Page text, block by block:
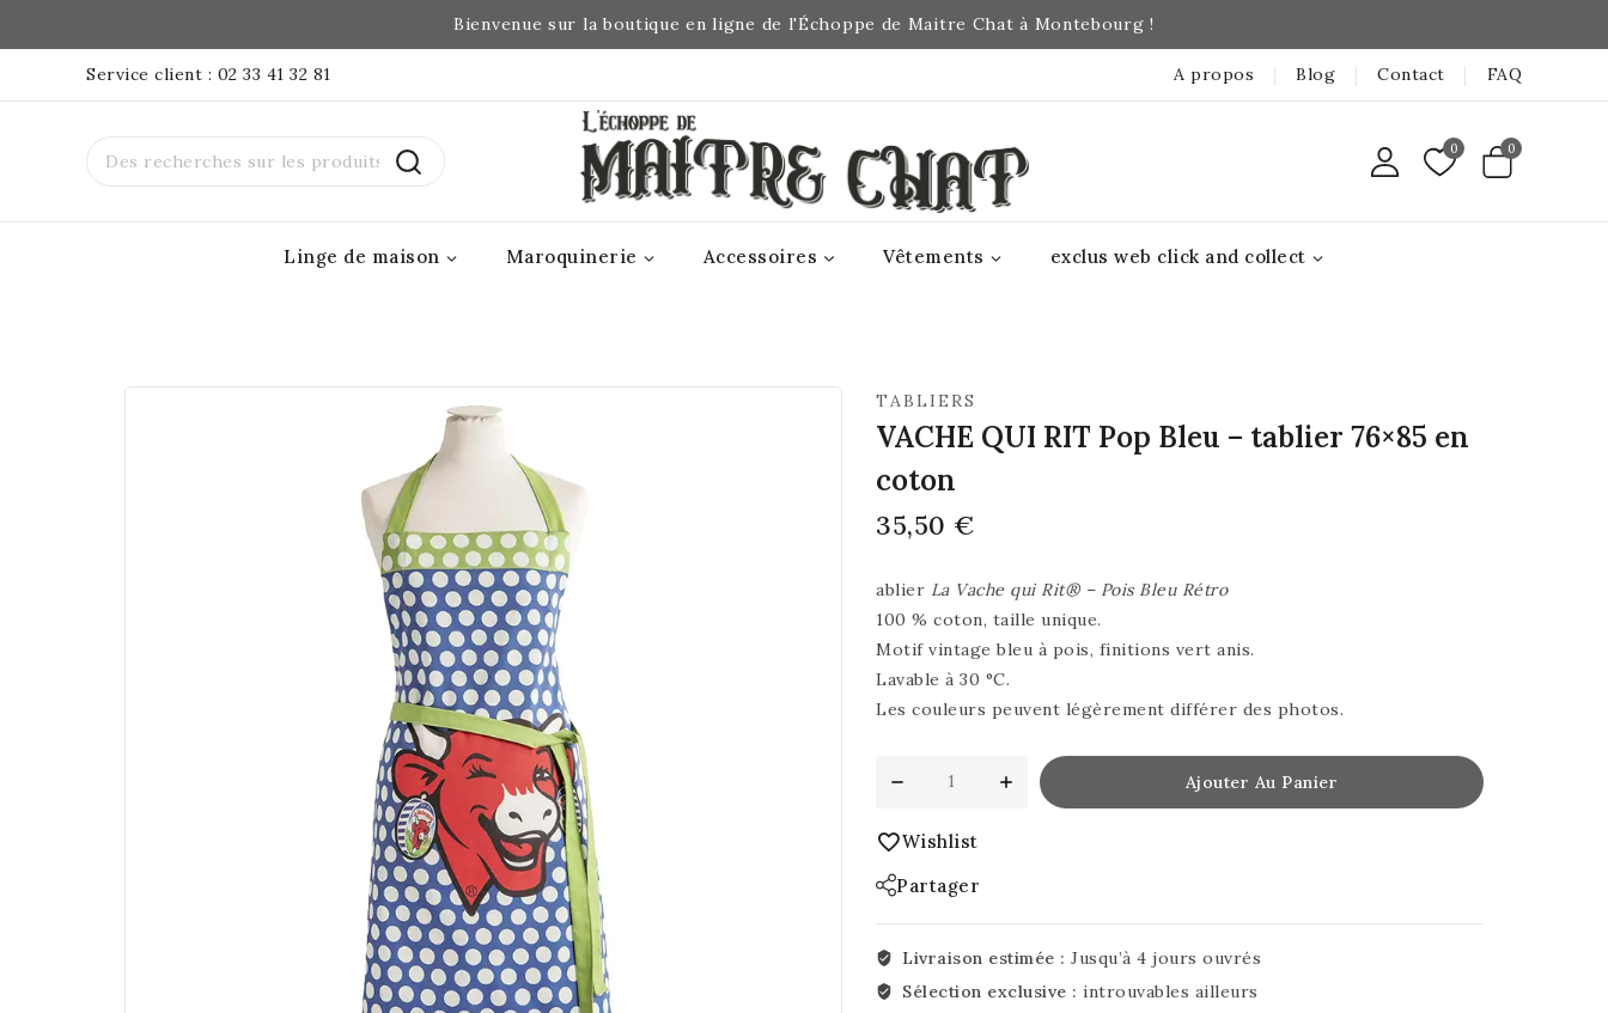
Bienvenue sur la boutique en ligne de l'Échoppe de Maitre Chat à Montebourg !
Service client : 02 33 41 32 81 A propos Blog Contact FAQ
0 0
Linge de maison Maroquinerie Accessoires Vêtements exclus web click and collect
TABLIERS
VACHE QUI RIT Pop Bleu – tablier 76×85 en
coton
35,50 €
ablier La Vache qui Rit® – Pois Bleu Rétro
100 % coton, taille unique.
Motif vintage bleu à pois, finitions vert anis.
Lavable à 30 °C.
Les couleurs peuvent légèrement différer des photos.
Ajouter Au Panier
Wishlist
Partager
Livraison estimée : Jusqu’à 4 jours ouvrés
Sélection exclusive : introuvables ailleurs